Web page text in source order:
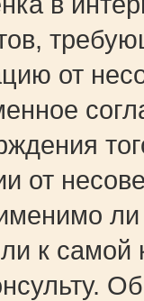
от
от
ли
к самой